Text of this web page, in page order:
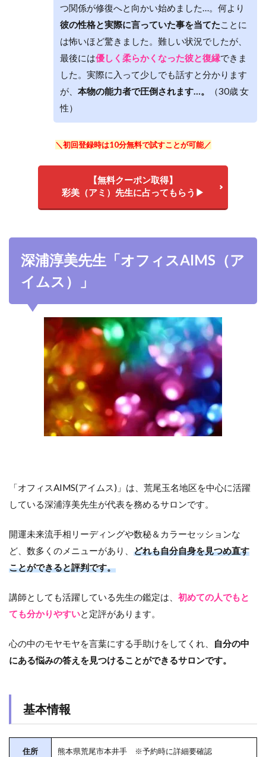
つ関係が修復へと向かい始めました…。何より
彼の性格と実際に言っていた事を当てたことに
は怖いほど驚きました。難しい状況でしたが、
最後には優しく柔らかくなった彼と復縁できま
した。実際に入って少しでも話すと分かります
が、 本物の能力者で圧倒されます…。
（30歳 女
性）
＼初回登録時は10分無料で試すことが可能／
【無料クーポン取得】
彩美（アミ）先生に占ってもらう▶
深浦淳美先生「オフィスAIMS（ア
イムス）」
「オフィスAIMS(アイムス)」は、荒尾玉名地区を中心に活躍
している深浦淳美先生が代表を務めるサロンです。
開運未来流手相リーディングや数秘＆カラーセッションな
ど、数多くのメニューがあり、 どれも自分自身を見つめ直す
ことができると評判です。
講師としても活躍している先生の鑑定は、 初めての人でもと
ても分かりやすいと定評があります。
心の中のモヤモヤを言葉にする手助けをしてくれ、
自分の中
にある悩みの答えを見つけることができるサロンです。
基本情報
住所 熊本県荒尾市本井手 ※予約時に詳細要確認